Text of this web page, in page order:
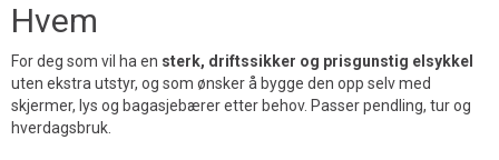
Hvem
For deg som vil ha en sterk, driftssikker og prisgunstig elsykkel
uten ekstra utstyr, og som ønsker å bygge den opp selv med
skjermer, lys og bagasjebærer etter behov. Passer pendling, tur og
hverdagsbruk.